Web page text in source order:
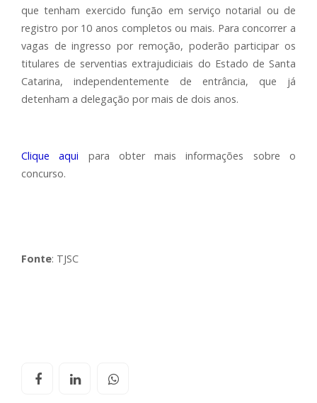
que tenham exercido função em serviço notarial ou de
registro por 10 anos completos ou mais. Para concorrer a
vagas de ingresso por remoção, poderão participar os
titulares de serventias extrajudiciais do Estado de Santa
Catarina, independentemente de entrância, que já
detenham a delegação por mais de dois anos.
Clique aqui para obter mais informações sobre o
concurso.
Fonte: TJSC